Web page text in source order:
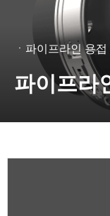
ㆍ 파이프라인 용접
파이프라